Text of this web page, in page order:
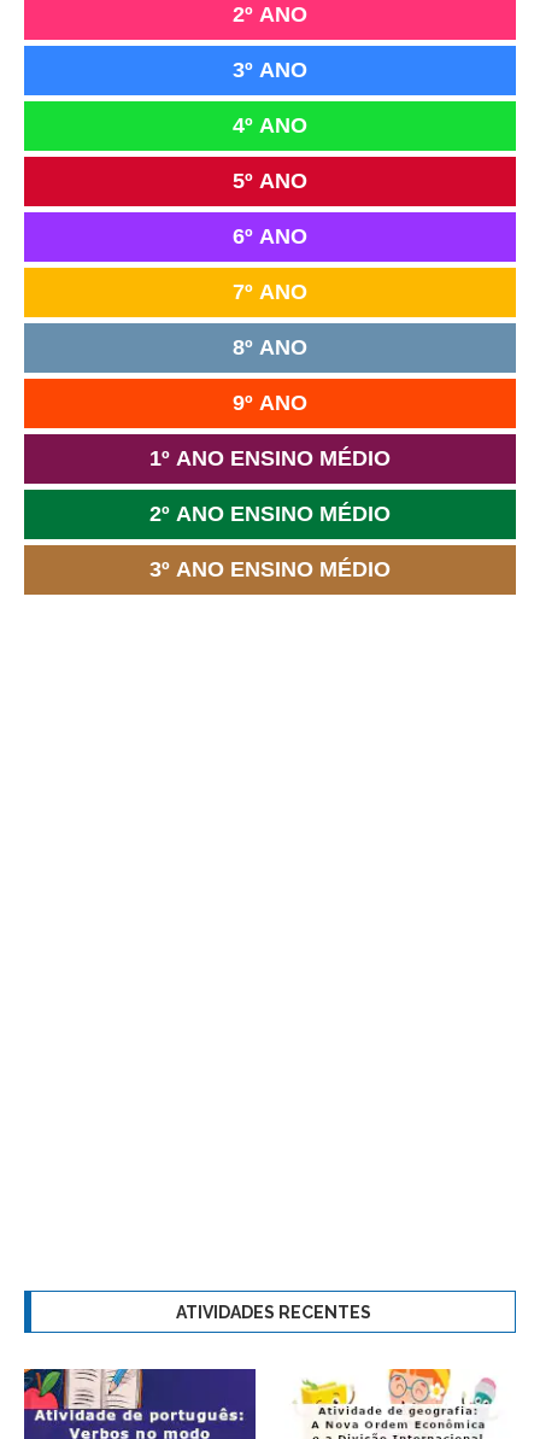
2º ANO
3º ANO
4º ANO
5º ANO
6º ANO
7º ANO
8º ANO
9º ANO
1º ANO ENSINO MÉDIO
2º ANO ENSINO MÉDIO
3º ANO ENSINO MÉDIO
ATIVIDADES RECENTES